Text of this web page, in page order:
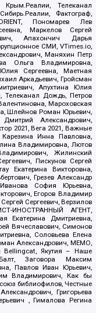
Крым.Реалии, Телеканал
Фактограф,
Пономарев Лев
Маркелов Сергей
Апахончич Дарья
СМИ, VTimes.io,
Маняхин Петр
Ольга Владимировна,
Сергеевна, Маетная
Аркадьевич, Гройсман
Апухтина Юлия
Телеканал Дождь, Петров
Мароховская
Шлейнов Роман Юрьевич,
Александрович,
2021, Вега 2021, Важные
Карезина Инна Павловна,
Владимировна, Лютов
Жилинский
Пискунов Сергей
Екатерина Викторовна,
Грезев Александр
София Юрьевна,
Егоров Владимир
Сергеевич, Верзилов
ИНОСТРАННЫЙ АГЕНТ,
Екатерина Дмитриевна,
Вячеславович, Симонов
Соловьева Елена
Александрович, МЕМО,
Bellingcat, Якутия – Наше
Заговора Максим
Павлов Иван Юрьевич,
Владимирович, Как бы
библиофилов, Честные
Григорьева
, Гималова Регина